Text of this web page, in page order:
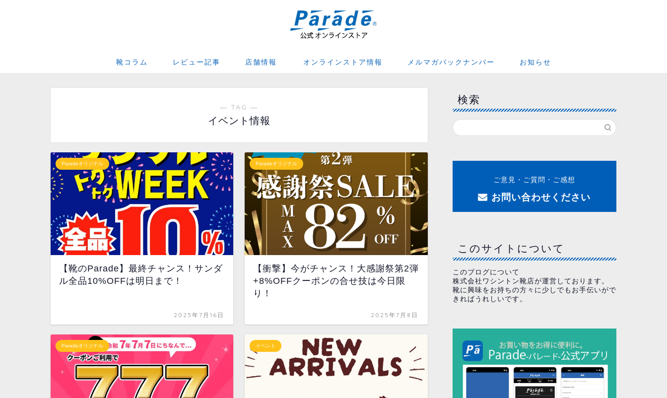
靴コラム レビュー記事 店舗情報 オンラインストア情報 メルマガバックナンバー お知らせ
― TAG ―
イベント情報
Paradeオリジナル
【靴のParade】最終チャンス！サンダ
ル全品10%OFFは明日まで！
2025年7月16日
Paradeオリジナル
【衝撃】今がチャンス！大感謝祭第2弾
+8%OFFクーポンの合せ技は今日限
り！
2025年7月8日
Paradeオリジナル イベント
検索
ご意見・ご質問・ご感想
お問い合わせください
このサイトについて
このブログについて
株式会社ワシントン靴店が運営しております。
靴に興味をお持ちの方々に少しでもお手伝いがで
きればうれしいです。